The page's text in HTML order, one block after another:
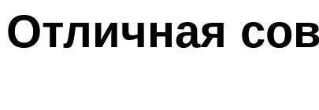
Отличная